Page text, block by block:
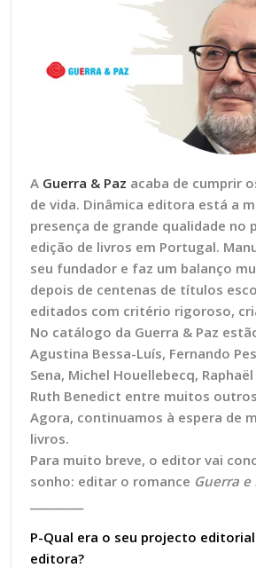
A Guerra & Paz acaba de cumprir
de vida. Dinâmica editora está a
presença de grande qualidade no
edição de livros em Portugal.
seu fundador e faz um balanço
depois de centenas de títulos
editados com critério rigoroso,
No catálogo da Guerra & Paz
Agustina Bessa-Luís, Fernando
Sena, Michel Houellebecq,
Ruth Benedict entre muitos
Agora, continuamos à espera de
livros.
Para muito breve, o editor vai
sonho: editar o romance Guerra e
P-Qual era o seu projecto
editora?